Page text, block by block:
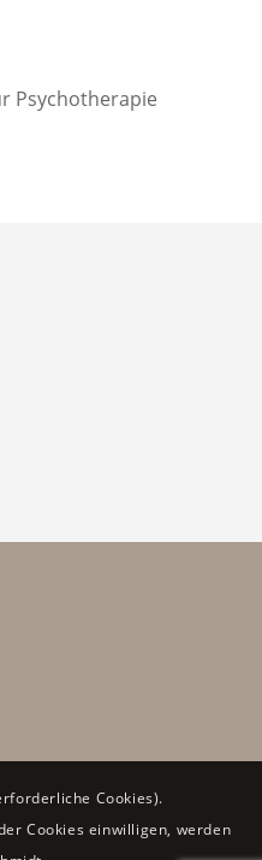
Psychotherapie
Cookies).
Cookies einwilligen, werden